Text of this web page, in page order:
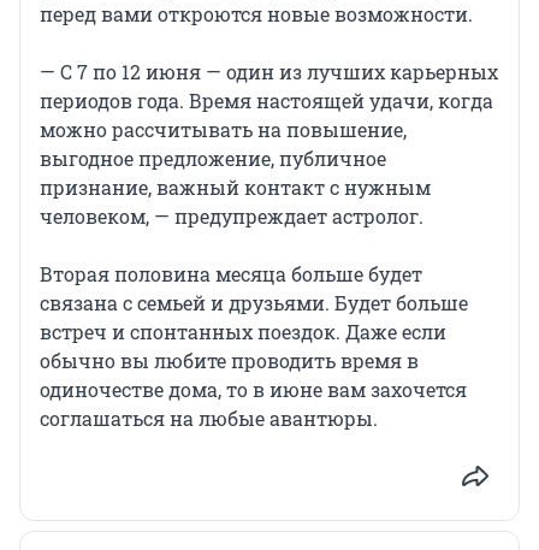
перед вами откроются новые возможности.
— С 7 по 12 июня — один из лучших карьерных
периодов года. Время настоящей удачи, когда
можно рассчитывать на повышение,
выгодное предложение, публичное
признание, важный контакт с нужным
человеком, — предупреждает астролог.
Вторая половина месяца больше будет
связана с семьей и друзьями. Будет больше
встреч и спонтанных поездок. Даже если
обычно вы любите проводить время в
одиночестве дома, то в июне вам захочется
соглашаться на любые авантюры.